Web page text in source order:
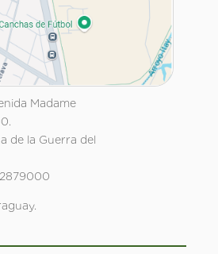
Madame
de la Guerra del
2879000